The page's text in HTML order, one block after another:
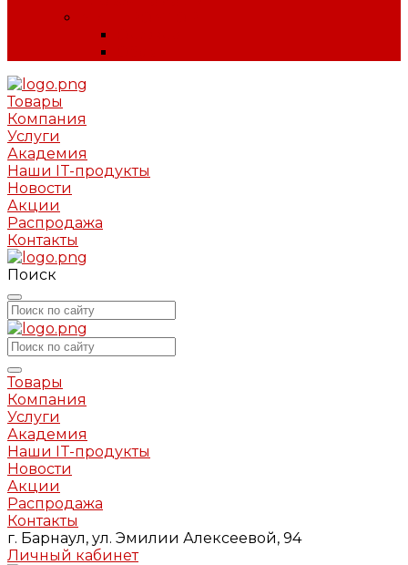
Товары
Компания
Услуги
Академия
Наши IT-продукты
Новости
Акции
Распродажа
Контакты
Поиск
Товары
Компания
Услуги
Академия
Наши IT-продукты
Новости
Акции
Распродажа
Контакты
г. Барнаул, ул. Эмилии Алексеевой, 94
Личный кабинет